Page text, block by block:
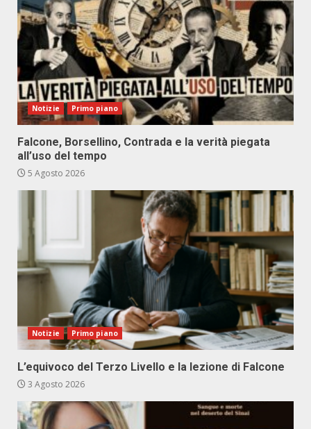
Notizie Primo piano
Falcone, Borsellino, Contrada e la verità piegata
all’uso del tempo
5 Agosto 2026
Notizie Primo piano
L’equivoco del Terzo Livello e la lezione di Falcone
3 Agosto 2026